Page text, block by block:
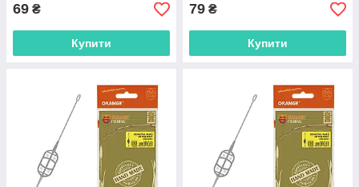
69 ₴
Купити
79 ₴
Купити